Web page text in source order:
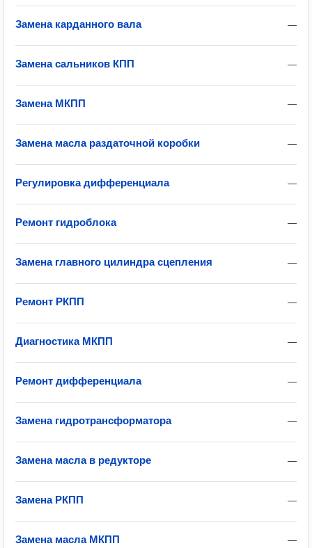
—
Замена карданного вала
—
Замена сальников КПП
—
Замена МКПП
—
Замена масла раздаточной коробки
—
Регулировка дифференциала
—
Ремонт гидроблока
—
Замена главного цилиндра сцепления
—
Ремонт РКПП
—
Диагностика МКПП
—
Ремонт дифференциала
—
Замена гидротрансформатора
—
Замена масла в редукторе
—
Замена РКПП
—
Замена масла МКПП